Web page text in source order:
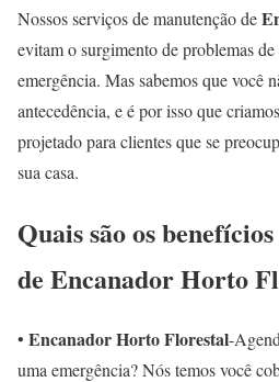
Nossos serviços de manutenção de
evitam o surgimento de problemas
emergência. Mas sabemos que você
antecedência, e é por isso que
projetado para clientes que se
sua casa.
Quais são os
de Encanador Horto
• Encanador Horto Florestal-
uma emergência? Nós temos você